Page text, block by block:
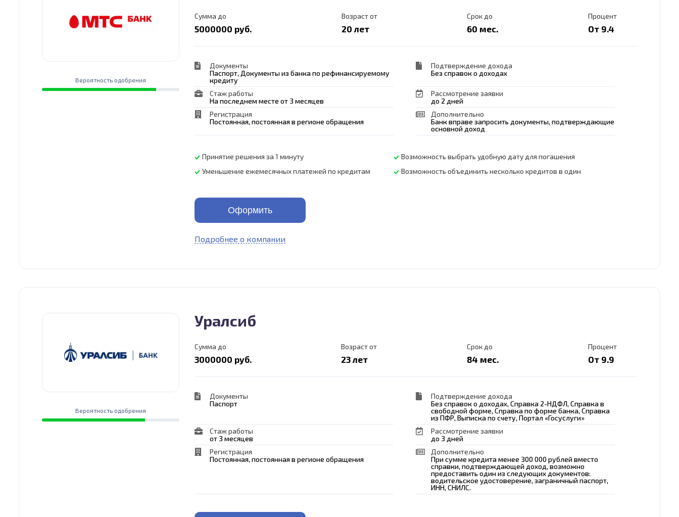
Вероятность одобрения
Сумма до
5000000 руб.
Возраст от
20 лет
Срок до
60 мес.
Процент
От 9.4
Документы
Паспорт, Документы из банка по рефинансируемому
кредиту
Подтверждение дохода
Без справок о доходах
Стаж работы
На последнем месте от 3 месяцев
Рассмотрение заявки
до 2 дней
Регистрация
Постоянная, постоянная в регионе обращения
Дополнительно
Банк вправе запросить документы, подтверждающие
основной доход
Принятие решения за 1 минуту
Возможность выбрать удобную дату для погашения
Уменьшение ежемесячных платежей по кредитам
Возможность объединить несколько кредитов в один
Оформить
Подробнее о компании
Вероятность одобрения
Уралсиб
Сумма до
3000000 руб.
Возраст от
23 лет
Срок до
84 мес.
Процент
От 9.9
Документы
Паспорт
Подтверждение дохода
Без справок о доходах, Справка 2-НДФЛ, Справка в
свободной форме, Справка по форме банка, Справка
из ПФР, Выписка по счету, Портал «Госуслуги»
Стаж работы
от 3 месяцев
Рассмотрение заявки
до 3 дней
Регистрация
Постоянная, постоянная в регионе обращения
Дополнительно
При сумме кредита менее 300 000 рублей вместо
справки, подтверждающей доход, возможно
предоставить один из следующих документов:
водительское удостоверение, заграничный паспорт,
ИНН, СНИЛС.